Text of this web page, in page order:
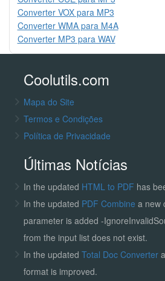
Converter VOX para MP3
Converter WMA para M4A
Converter MP3 para WAV
Coolutils.com
Mapa do Site
Termos e Condições
Política de Privacidade
Últimas Notícias
In the updated HTML to PDF has
In the updated PDF Combine a new
parameter is added -
from the input list does not exist.
In the updated Total Doc Converter
format is improved.